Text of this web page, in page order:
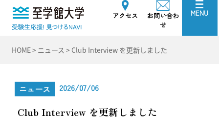
至学館大学 アクセス
お問い合わ
せ
MENU
HOME> ニュース > Club Interview を更新しました
ニュース 2026/07/06
Club Interview を更新しました